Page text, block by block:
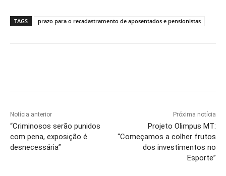
TAGS prazo para o recadastramento de aposentados e pensionistas
Notícia anterior
“Criminosos serão punidos
com pena, exposição é
desnecessária”
Próxima notícia
Projeto Olimpus MT:
“Começamos a colher frutos
dos investimentos no
Esporte”